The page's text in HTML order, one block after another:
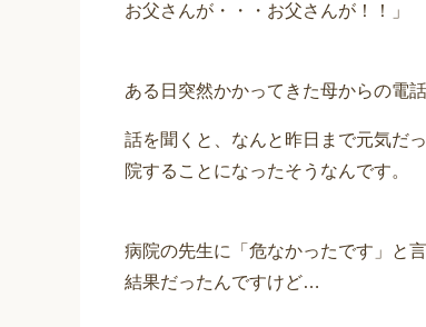
お父さんが・・・お父さんが！！」
ある日突然かかってきた母からの電
話を聞くと、なんと昨日まで元気だ
院することになったそうなんです。
病院の先生に「危なかったです」と
結果だったんですけど…